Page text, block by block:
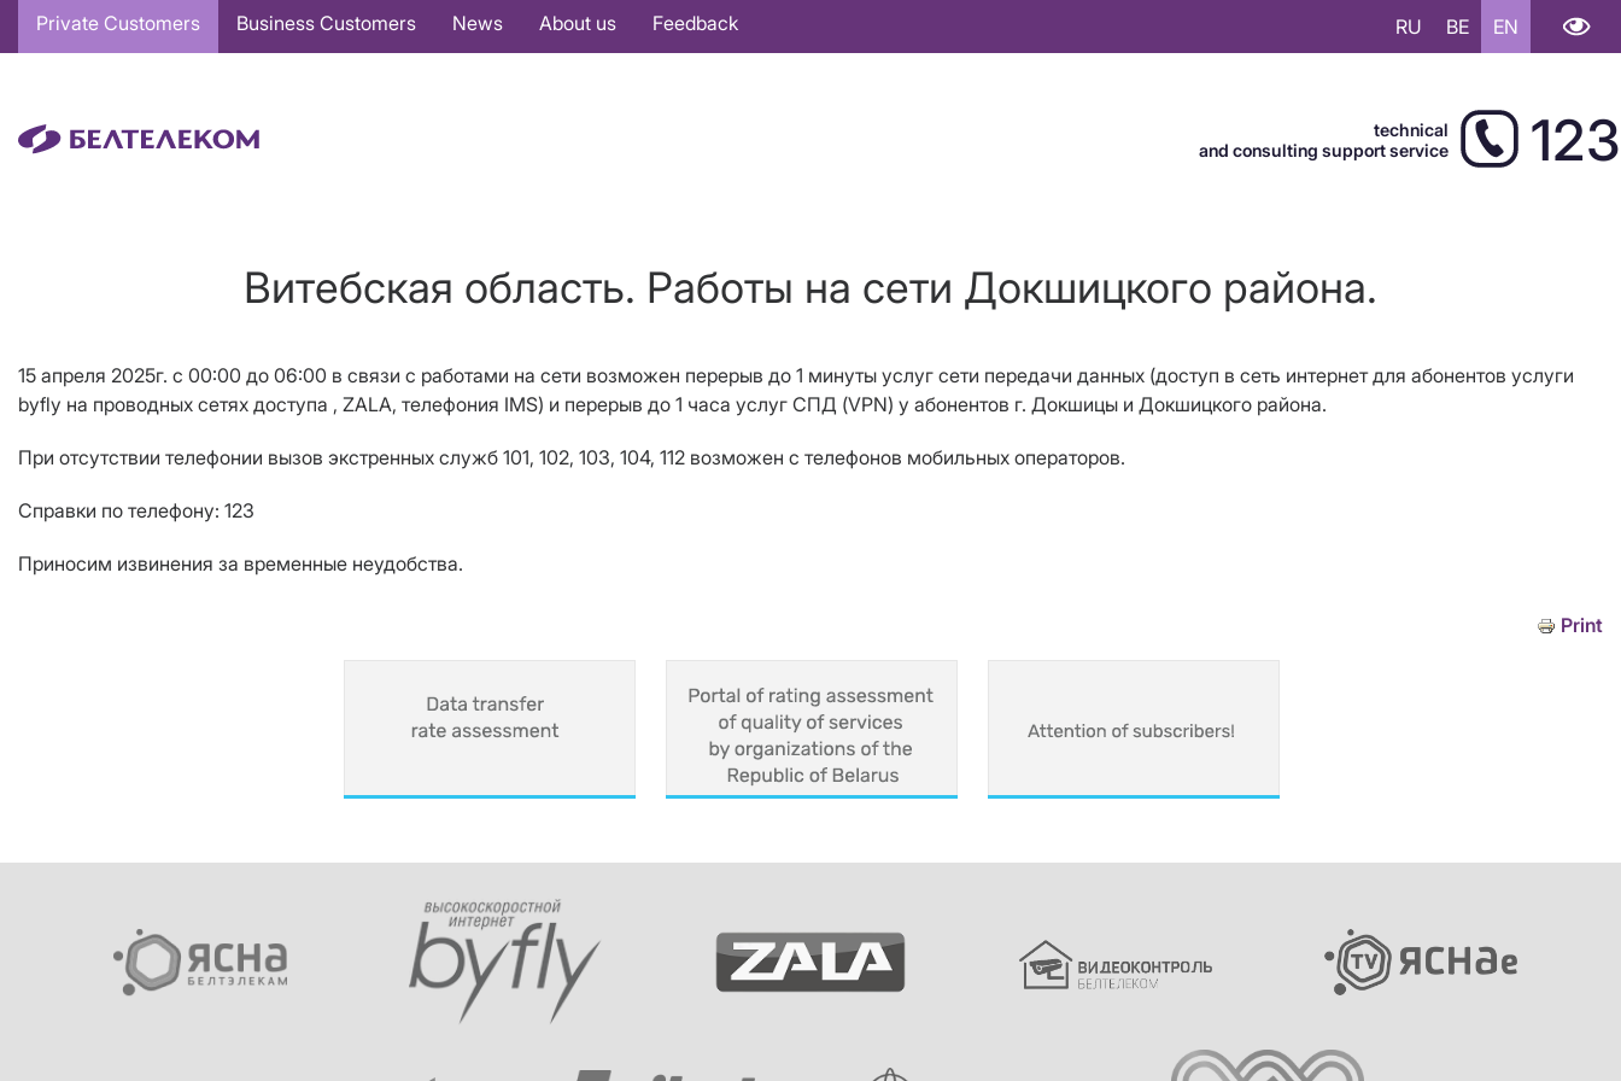
Основная
навигация
Private Customers Business Customers News About us Feedback RU BE EN
technical
and consulting support service
123
Витебская область. Работы на сети Докшицкого района.
15 апреля 2025г. c 00:00 до 06:00 в связи с работами на сети возможен перерыв до 1 минуты услуг сети передачи данных (доступ в сеть интернет для абонентов услуги
byfly на проводных сетях доступа , ZALA, телефония IMS) и перерыв до 1 часа услуг СПД (VPN) у абонентов г. Докшицы и Докшицкого района.
При отсутствии телефонии вызов экстренных служб 101, 102, 103, 104, 112 возможен с телефонов мобильных операторов.
Справки по телефону: 123
Приносим извинения за временные неудобства.
Print